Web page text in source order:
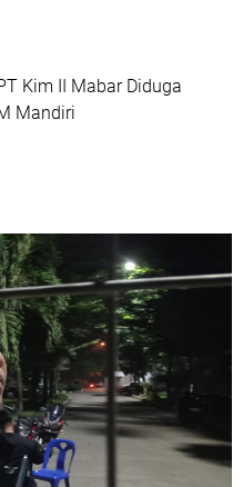
Kim II Mabar Diduga
Mandiri